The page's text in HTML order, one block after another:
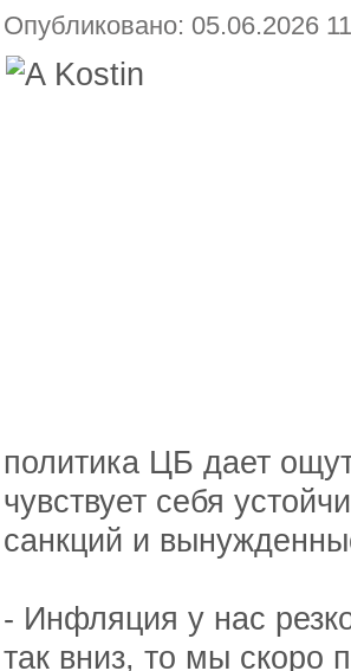
Опубликовано: 05.06.2026
политика ЦБ дает
чувствует себя
санкций и
- Инфляция у нас
так вниз, то мы скоро